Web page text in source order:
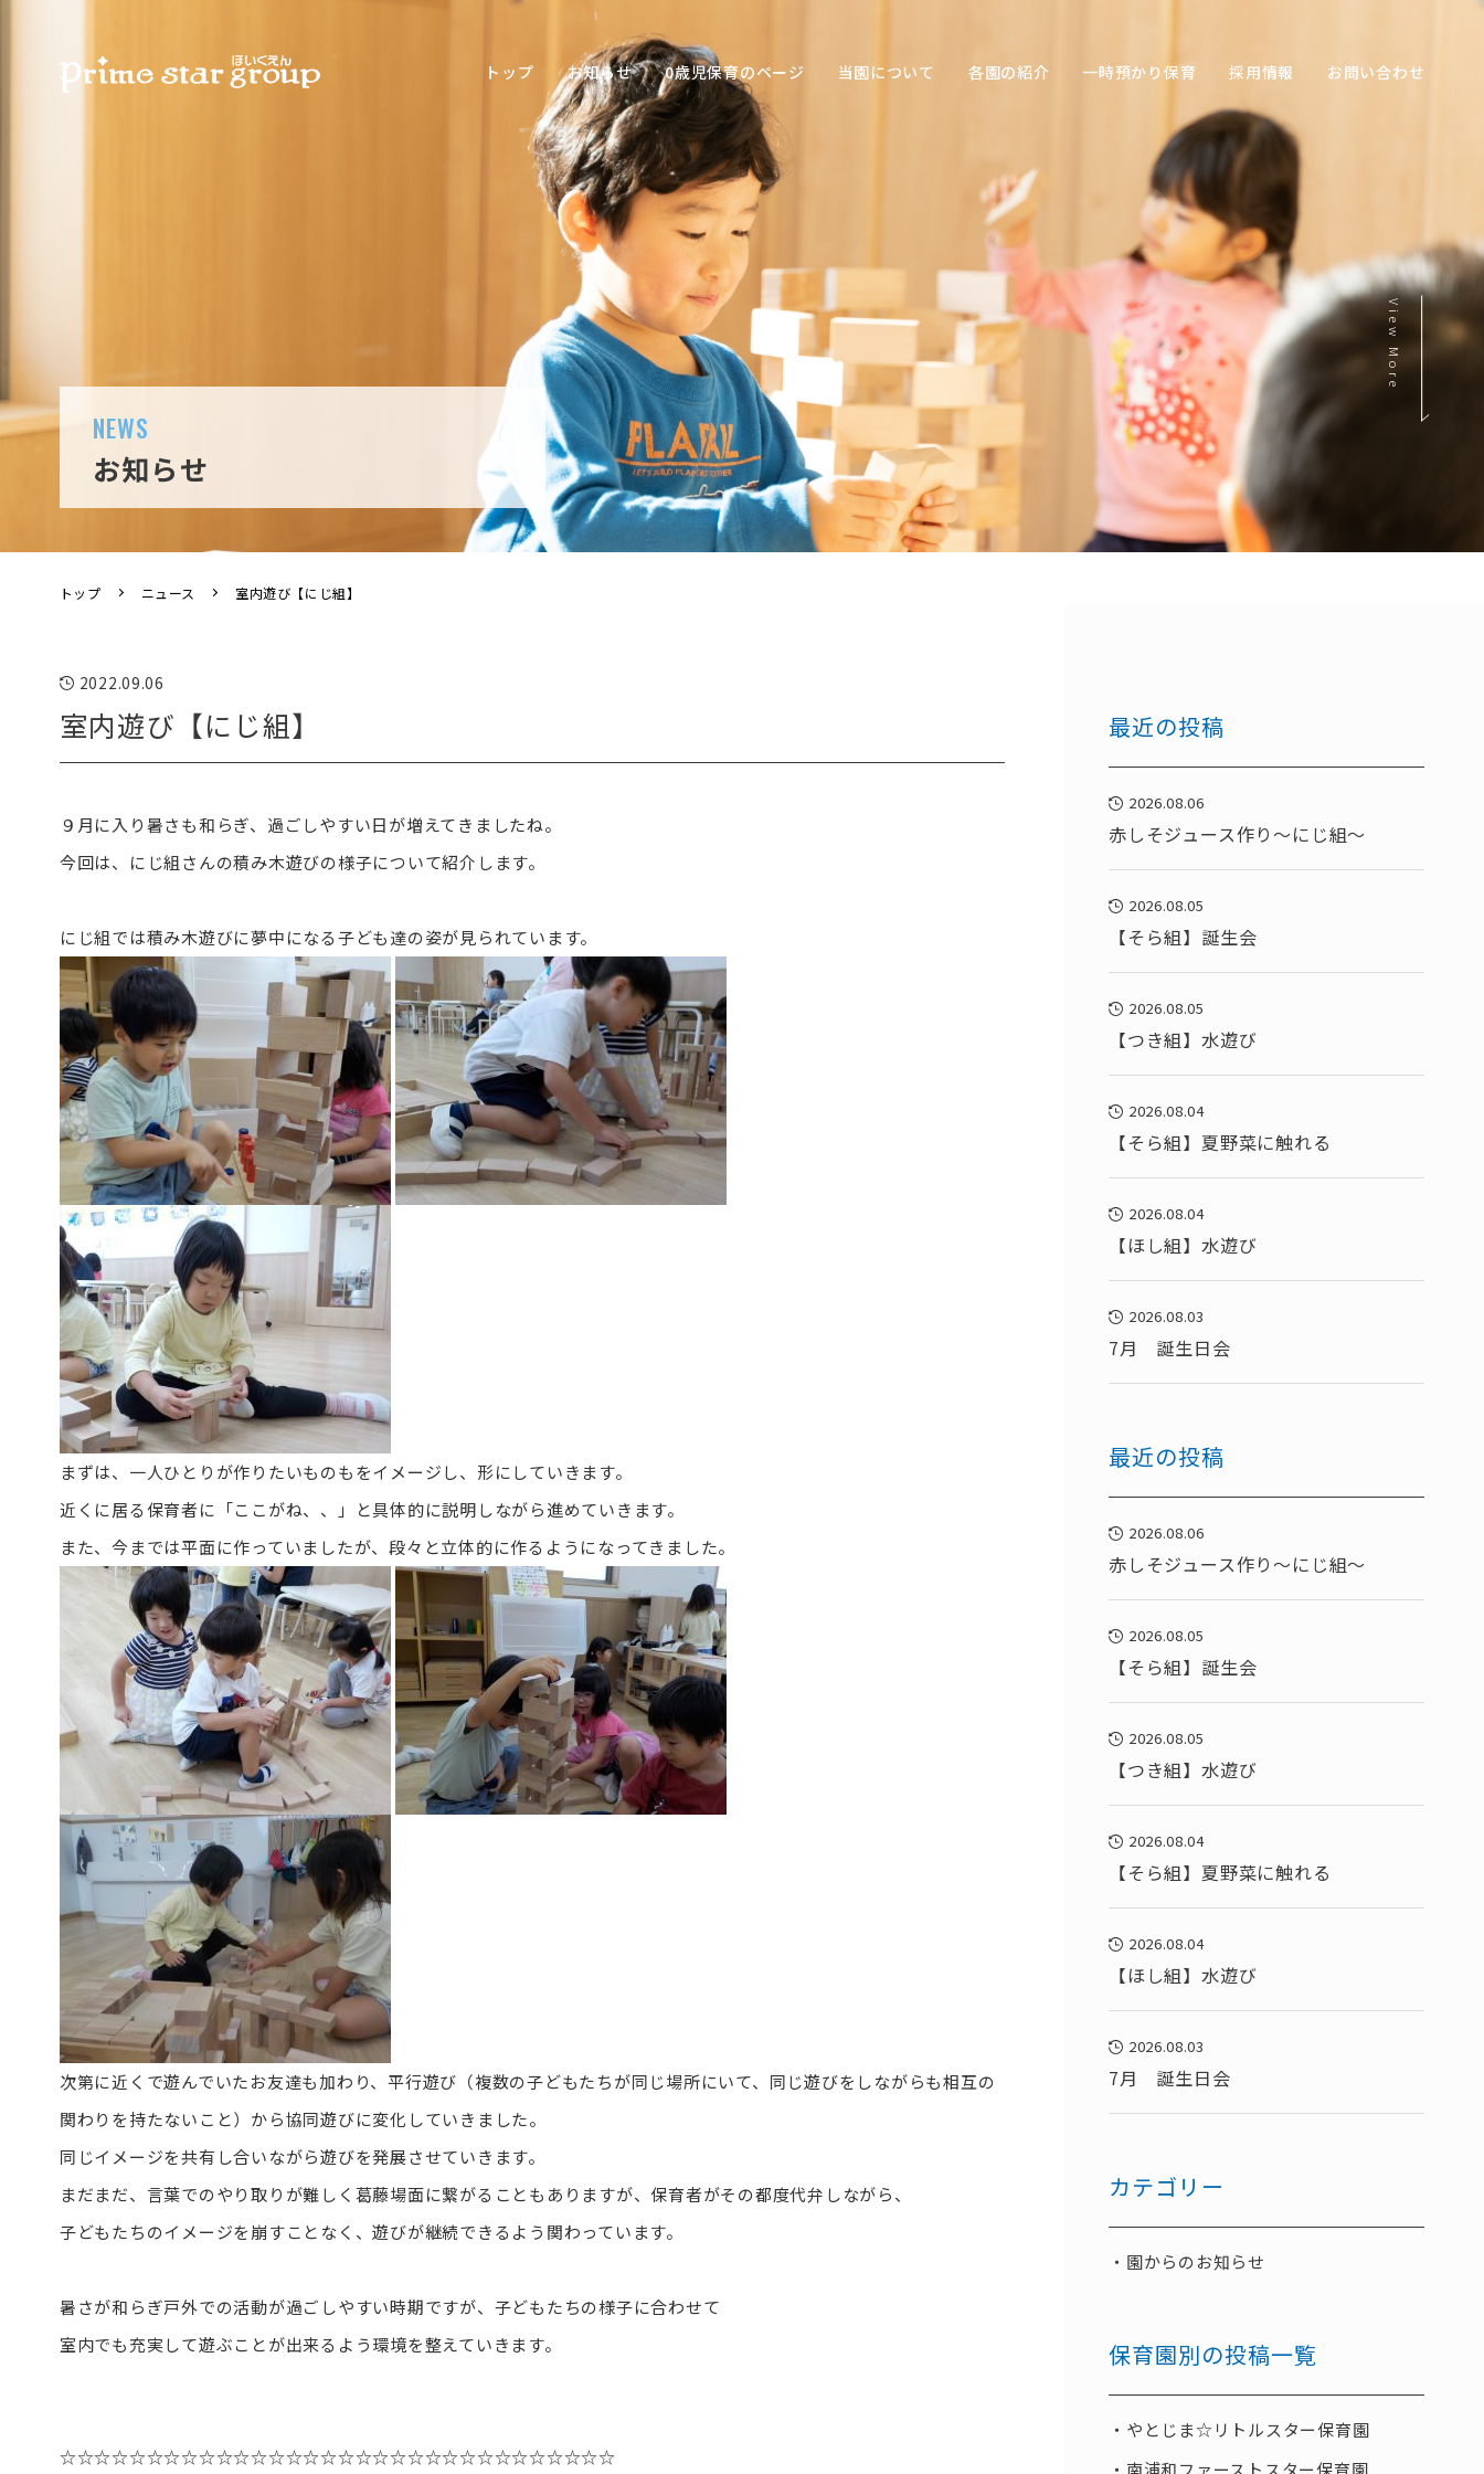
トップ お知らせ 0歳児保育のページ 当園について
環境
色
各園の紹介 一時預かり保育 採用情報 お問い合わせ
NEWS
お知らせ
View More
トップ ニュース 室内遊び【にじ組】
2022.09.06
室内遊び【にじ組】
９月に入り暑さも和らぎ、過ごしやすい日が増えてきましたね。
今回は、にじ組さんの積み木遊びの様子について紹介します。
にじ組では積み木遊びに夢中になる子ども達の姿が見られています。
まずは、一人ひとりが作りたいものもをイメージし、形にしていきます。
近くに居る保育者に「ここがね、、」と具体的に説明しながら進めていきます。
また、今までは平面に作っていましたが、段々と立体的に作るようになってきました。
次第に近くで遊んでいたお友達も加わり、平行遊び（複数の子どもたちが同じ場所にいて、同じ遊びをしながらも相互の
関わりを持たないこと）から協同遊びに変化していきました。
同じイメージを共有し合いながら遊びを発展させていきます。
まだまだ、言葉でのやり取りが難しく葛藤場面に繋がることもありますが、保育者がその都度代弁しながら、
子どもたちのイメージを崩すことなく、遊びが継続できるよう関わっています。
暑さが和らぎ戸外での活動が過ごしやすい時期ですが、子どもたちの様子に合わせて
室内でも充実して遊ぶことが出来るよう環境を整えていきます。
☆☆☆☆☆☆☆☆☆☆☆☆☆☆☆☆☆☆☆☆☆☆☆☆☆☆☆☆☆☆☆☆
最近の投稿
2026.08.06
赤しそジュース作り～にじ組～
2026.08.05
【そら組】誕生会
2026.08.05
【つき組】水遊び
2026.08.04
【そら組】夏野菜に触れる
2026.08.04
【ほし組】水遊び
2026.08.03
7月 誕生日会
最近の投稿
2026.08.06
赤しそジュース作り～にじ組～
2026.08.05
【そら組】誕生会
2026.08.05
【つき組】水遊び
2026.08.04
【そら組】夏野菜に触れる
2026.08.04
【ほし組】水遊び
2026.08.03
7月 誕生日会
カテゴリー
園からのお知らせ
保育園別の投稿一覧
やとじま☆リトルスター保育園
南浦和ファーストスター保育園